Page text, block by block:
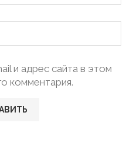
и адрес сайта в этом
комментария.